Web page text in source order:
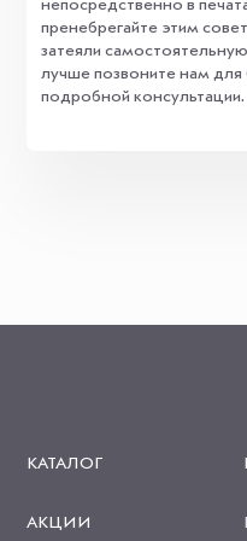
непосредственно в
пренебрегайте этим
затеяли самостоятельную
лучше позвоните нам для
подробной консультации.
КАТАЛОГ
АКЦИИ